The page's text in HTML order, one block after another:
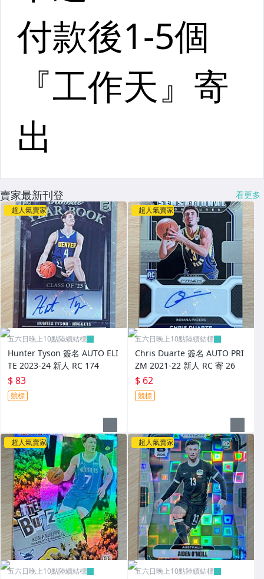
賣家最新刊登 看更多
超人氣賣家
五六日晚上10點陸續結標
Hunter Tyson 簽名 AUTO ELI
TE 2023-24 新人 RC 174
$ 83
競標
超人氣賣家
五六日晚上10點陸續結標
Chris Duarte 簽名 AUTO PRI
ZM 2021-22 新人 RC 寄 26
$ 62
競標
超人氣賣家
五六日晚上10點陸續結標
超人氣賣家
五六日晚上10點陸續結標